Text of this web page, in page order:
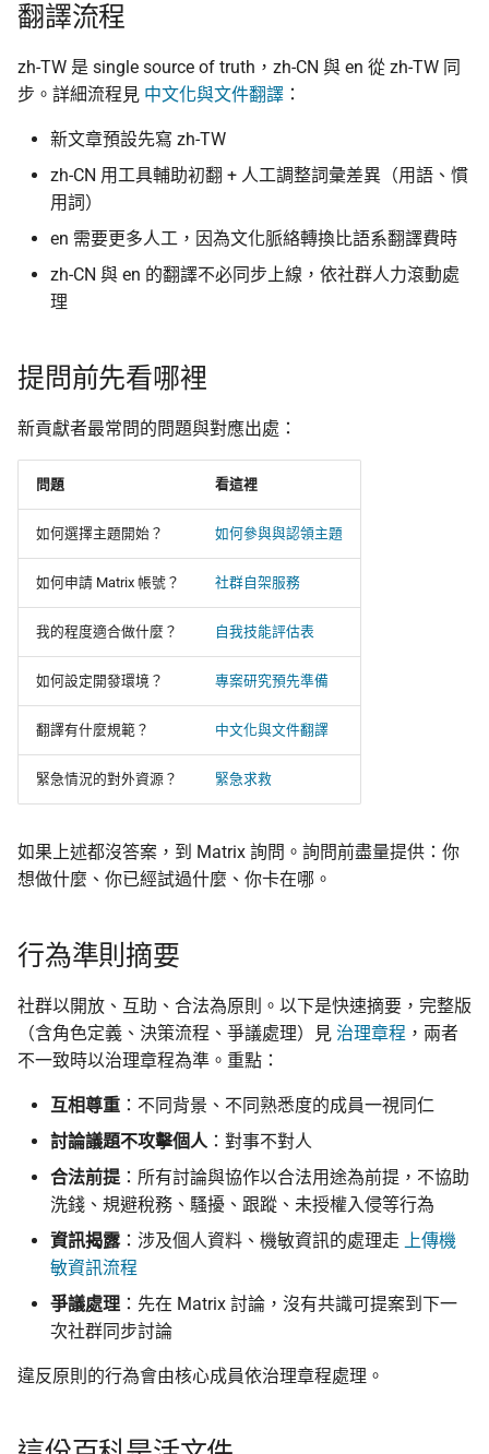
翻譯流程
zh-TW 是 single source of truth，zh-CN 與 en 從 zh-TW 同
步。詳細流程見 中文化與文件翻譯 ：
新文章預設先寫 zh-TW
zh-CN 用工具輔助初翻 + 人工調整詞彙差異（用語、慣
用詞）
en 需要更多人工，因為文化脈絡轉換比語系翻譯費時
zh-CN 與 en 的翻譯不必同步上線，依社群人力滾動處
理
提問前先看哪裡
新貢獻者最常問的問題與對應出處：
問題 看這裡
如何選擇主題開始？ 如何參與與認領主題
如何申請 Matrix 帳號？ 社群自架服務
我的程度適合做什麼？ 自我技能評估表
如何設定開發環境？ 專案研究預先準備
翻譯有什麼規範？ 中文化與文件翻譯
緊急情況的對外資源？ 緊急求救
如果上述都沒答案，到 Matrix 詢問。詢問前盡量提供：你
想做什麼、你已經試過什麼、你卡在哪。
行為準則摘要
社群以開放、互助、合法為原則。以下是快速摘要，完整版
（含角色定義、決策流程、爭議處理）見 治理章程 ，兩者
不一致時以治理章程為準。重點：
互相尊重 ：不同背景、不同熟悉度的成員一視同仁
討論議題不攻擊個人：對事不對人
合法前提：所有討論與協作以合法用途為前提，不協助
洗錢、規避稅務、騷擾、跟蹤、未授權入侵等行為
資訊揭露：涉及個人資料、機敏資訊的處理走 上傳機
敏資訊流程
爭議處理 ：先在 Matrix 討論，沒有共識可提案到下一
次社群同步討論
違反原則的行為會由核心成員依治理章程處理。